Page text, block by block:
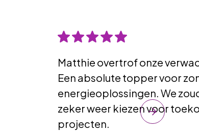
Matthie overtrof onze
Een absolute topper voor
energieoplossingen. We
zeker weer kiezen voor
projecten.